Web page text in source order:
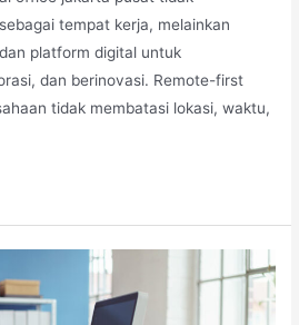
tempat kerja, melainkan
platform digital untuk
dan berinovasi. Remote-first
tidak membatasi lokasi, waktu,